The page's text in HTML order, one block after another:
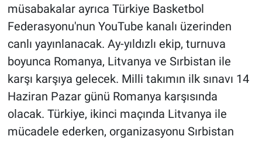
müsabakalar ayrıca Türkiye Basketbol
Federasyonu'nun YouTube kanalı üzerinden
canlı yayınlanacak. Ay-yıldızlı ekip, turnuva
boyunca Romanya, Litvanya ve Sırbistan ile
karşı karşıya gelecek. Milli takımın ilk sınavı 14
Haziran Pazar günü Romanya karşısında
olacak. Türkiye, ikinci maçında Litvanya ile
mücadele ederken, organizasyonu Sırbistan